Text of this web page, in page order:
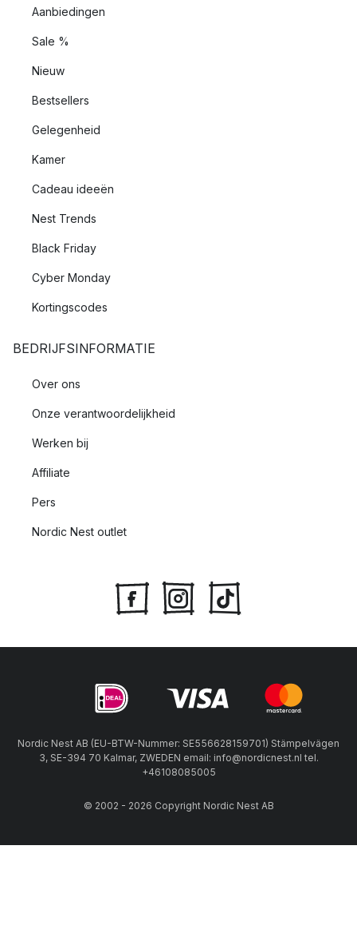
Aanbiedingen
Sale %
Nieuw
Bestsellers
Gelegenheid
Kamer
Cadeau ideeën
Nest Trends
Black Friday
Cyber Monday
Kortingscodes
BEDRIJFSINFORMATIE
Over ons
Onze verantwoordelijkheid
Werken bij
Affiliate
Pers
Nordic Nest outlet
Nordic Nest AB (EU-BTW-Nummer: SE556628159701) Stämpelvägen
3, SE-394 70 Kalmar, ZWEDEN email: info@nordicnest.nl tel.
+46108085005
© 2002 - 2026 Copyright Nordic Nest AB